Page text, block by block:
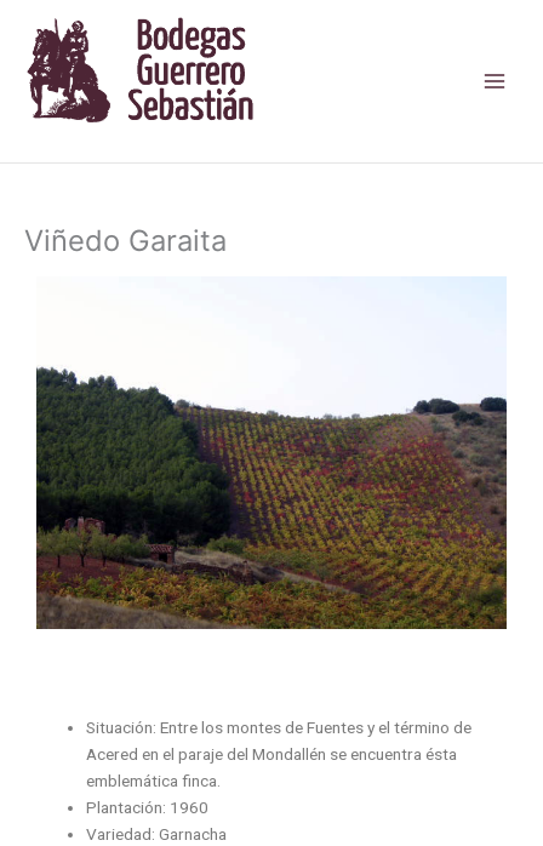
contenido
Viñedo Garaita
Situación: Entre los montes de Fuentes y el término de
Acered en el paraje del Mondallén se encuentra ésta
emblemática finca.
Plantación: 1960
Variedad: Garnacha